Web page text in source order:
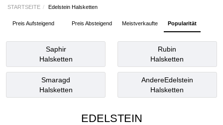
STARTSEITE Edelstein Halsketten
Preis Aufsteigend Preis Absteigend Meistverkaufte Popularität
Saphir
Halsketten
Rubin
Halsketten
Smaragd
Halsketten
AndereEdelstein
Halsketten
EDELSTEIN